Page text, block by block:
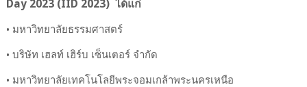
Day 2023 (IID 2023) ได้แก่
• มหาวิทยาลัยธรรมศาสตร์
• บริษัท เฮลท์ เฮิร์บ เซ็นเตอร์ จำกัด
• มหาวิทยาลัยเทคโนโลยีพระจอมเกล้าพระนครเหนือ